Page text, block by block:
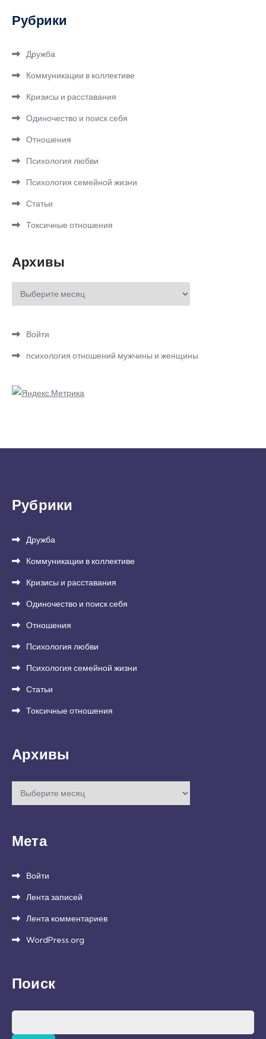
Рубрики
Дружба
Коммуникации в коллективе
Кризисы и расставания
Одиночество и поиск себя
Отношения
Психология любви
Психология семейной жизни
Статьи
Токсичные отношения
Архивы
Архивы
Войти
психология отношений мужчины и женщины
Рубрики
Дружба
Коммуникации в коллективе
Кризисы и расставания
Одиночество и поиск себя
Отношения
Психология любви
Психология семейной жизни
Статьи
Токсичные отношения
Архивы
Архивы
Мета
Войти
Лента записей
Лента комментариев
WordPress.org
Поиск